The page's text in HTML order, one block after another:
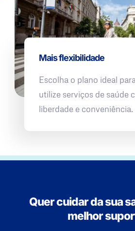
Mais flexibilidade
Escolha o plano ideal
utilize serviços de saúde
liberdade e conveniência.
Quer cuidar da sua
melhor